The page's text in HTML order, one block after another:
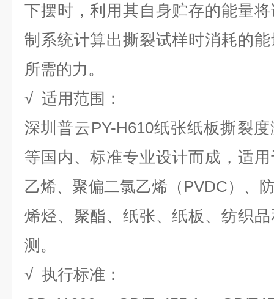
下摆时，利用其自身贮存的能量
制系统计算出撕裂试样时消耗的
所需的力。
√ 适用范围：
深圳普云PY-H610纸张纸板撕裂
等国内、标准专业设计而成，适
乙烯、聚偏二氯乙烯（PVDC）、
烯烃、聚酯、纸张、纸板、纺织
测。
√ 执行标准：